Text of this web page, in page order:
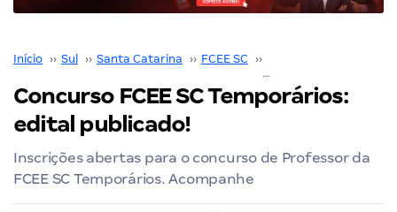
Início ›› Sul ›› Santa Catarina ›› FCEE SC ››
Concurso FCEE SC Temporários:
edital publicado!
Inscrições abertas para o concurso de Professor da
FCEE SC Temporários. Acompanhe